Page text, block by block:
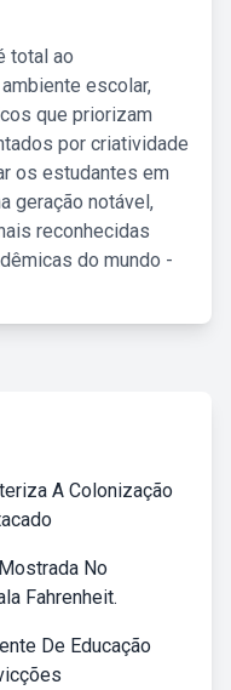
total ao
escolar,
que priorizam
por criatividade
os estudantes em
geração notável,
reconhecidas
do mundo -
A Colonização
No
Fahrenheit.
De Educação